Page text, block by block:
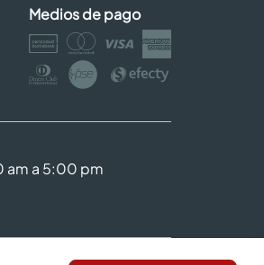
Medios de pago
am a 5:00 pm